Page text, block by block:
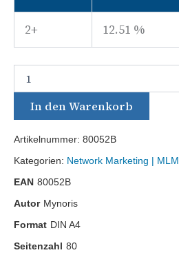
2+ 12.51 %
In den Warenkorb
Artikelnummer: 80052B
Kategorien: Network Marketing | MLM
EAN 80052B
Autor Mynoris
Format DIN A4
Seitenzahl 80